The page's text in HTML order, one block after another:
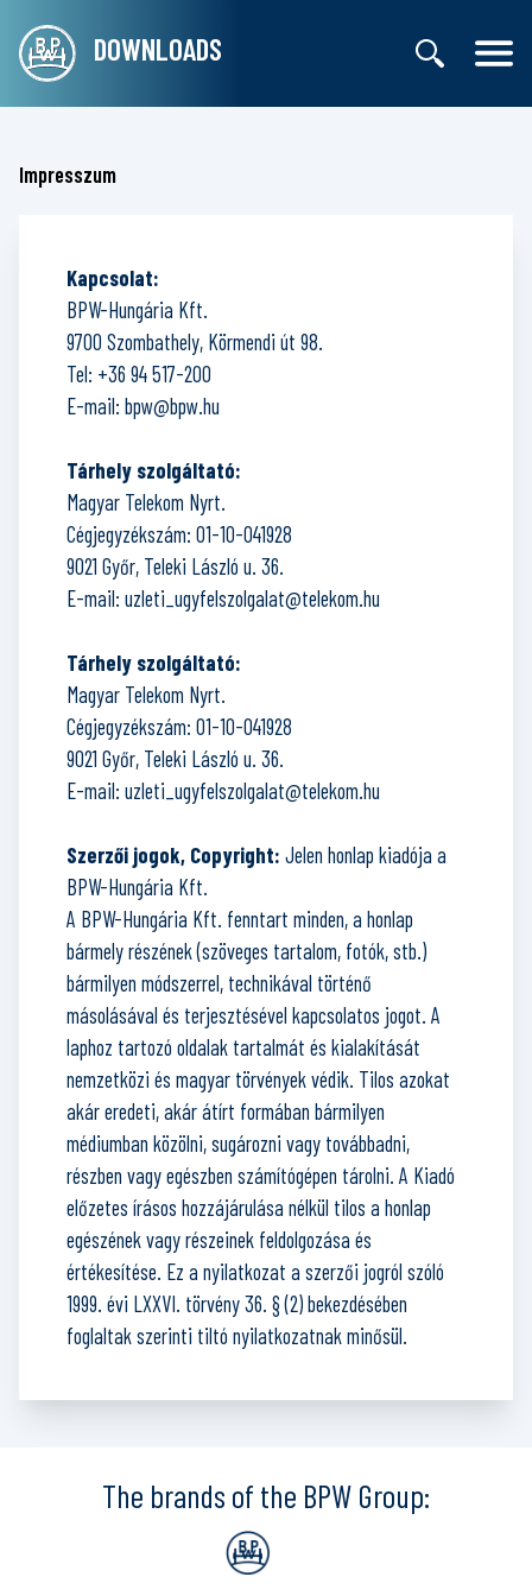
DOWNLOADS
Impresszum
Kapcsolat:
BPW-Hungária Kft.
9700 Szombathely, Körmendi út 98.
Tel: +36 94 517-200
E-mail: bpw@bpw.hu
Tárhely szolgáltató:
Magyar Telekom Nyrt.
Cégjegyzékszám: 01-10-041928
9021 Győr, Teleki László u. 36.
E-mail: uzleti_ugyfelszolgalat@telekom.hu
Tárhely szolgáltató:
Magyar Telekom Nyrt.
Cégjegyzékszám: 01-10-041928
9021 Győr, Teleki László u. 36.
E-mail: uzleti_ugyfelszolgalat@telekom.hu
Szerzői jogok, Copyright: Jelen honlap kiadója a
BPW-Hungária Kft.
A BPW-Hungária Kft. fenntart minden, a honlap
bármely részének (szöveges tartalom, fotók, stb.)
bármilyen módszerrel, technikával történő
másolásával és terjesztésével kapcsolatos jogot. A
laphoz tartozó oldalak tartalmát és kialakítását
nemzetközi és magyar törvények védik. Tilos azokat
akár eredeti, akár átírt formában bármilyen
médiumban közölni, sugározni vagy továbbadni,
részben vagy egészben számítógépen tárolni. A Kiadó
előzetes írásos hozzájárulása nélkül tilos a honlap
egészének vagy részeinek feldolgozása és
értékesítése. Ez a nyilatkozat a szerzői jogról szóló
1999. évi LXXVI. törvény 36. § (2) bekezdésében
foglaltak szerinti tiltó nyilatkozatnak minősül.
The brands of the BPW Group: